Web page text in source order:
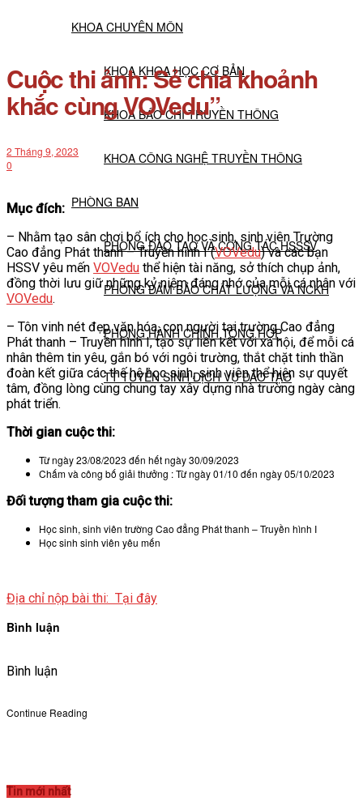
KHOA CHUYÊN MÔN
KHOA KHOA HỌC CƠ BẢN
KHOA BÁO CHÍ TRUYỀN THÔNG
KHOA CÔNG NGHỆ TRUYỀN THÔNG
PHÒNG BAN
PHÒNG ĐÀO TẠO VÀ CÔNG TÁC HSSSV
PHÒNG ĐẢM BẢO CHẤT LƯỢNG VÀ NCKH
PHÒNG HÀNH CHÍNH TỔNG HỢP
TT TUYỂN SINH DỊCH VỤ ĐÀO TẠO
VĂN BẢN
THƯ VIỆN
Cuộc thi ảnh: Sẻ chia khoảnh
khắc cùng VOVedu”
2 Tháng 9, 2023
0
Mục đích:
– Nhằm tạo sân chơi bổ ích cho học sinh, sinh viên Trường
Cao đẳng Phát thanh – Truyền hình I (VOVedu) và các bạn
HSSV yêu mến VOVedu thể hiện tài năng, sở thích chụp ảnh,
đồng thời lưu giữ những kỷ niệm đáng nhớ của mỗi cá nhân với
VOVedu.
– Tôn vinh nét đẹp văn hóa, con người tại trường Cao đẳng
Phát thanh – Truyền hình I, tạo sự liên kết với xã hội, để mỗi cá
nhân thêm tin yêu, gắn bó với ngôi trường, thắt chặt tinh thần
đoàn kết giữa các thế hệ học sinh, sinh viên thể hiện sự quyết
tâm, đồng lòng cùng chung tay xây dựng nhà trường ngày càng
phát triển.
Thời gian cuộc thi:
Từ ngày 23/08/2023 đến hết ngày 30/09/2023
Chấm và công bố giải thưởng : Từ ngày 01/10 đến ngày 05/10/2023
Đối tượng tham gia cuộc thi:
Học sinh, sinh viên trường Cao đẳng Phát thanh – Truyền hình I
Học sinh sinh viên yêu mến
Địa chỉ nộp bài thi: Tại đây
Bình luận
Bình luận
Continue Reading
Tin mới nhất